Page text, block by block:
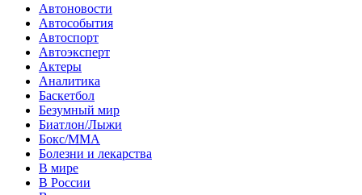
Автоновости
Автособытия
Автоспорт
Автоэксперт
Актеры
Аналитика
Баскетбол
Безумный мир
Биатлон/Лыжи
Бокс/MMA
Болезни и лекарства
В мире
В России